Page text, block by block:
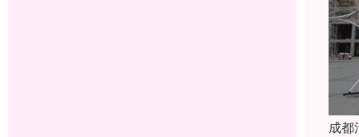
成都